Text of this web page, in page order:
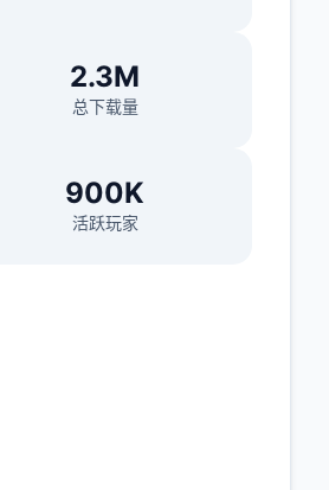
2.3M
总下载量
900K
活跃玩家